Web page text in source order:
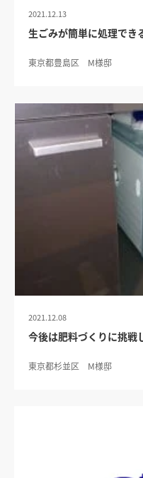
2021.12.13
生ごみが簡単に処理でき
東京都豊島区 M様邸
2021.12.08
今後は肥料づくりに挑戦
東京都杉並区 M様邸